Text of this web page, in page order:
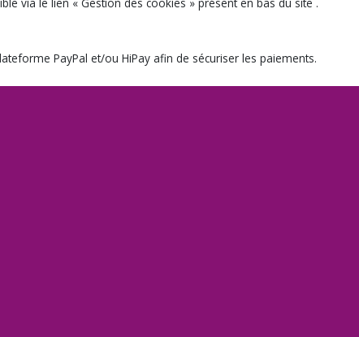
PayPal et/ou HiPay afin de sécuriser les paiements.